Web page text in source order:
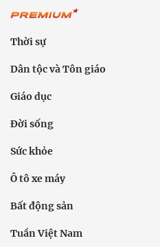
Thời sự
Dân tộc và Tôn giáo
Giáo dục
Đời sống
Sức khỏe
Ô tô xe máy
Bất động sản
Tuần Việt Nam